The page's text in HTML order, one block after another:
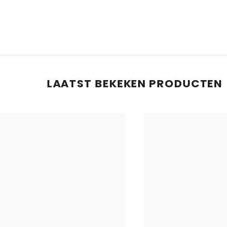
LAATST BEKEKEN PRODUCTEN